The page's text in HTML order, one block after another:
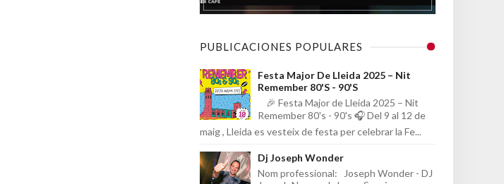
PUBLICACIONES POPULARES
Festa Major De Lleida 2025 – Nit
Remember 80's - 90's
🎉 Festa Major de Lleida 2025 – Nit
Remember 80's - 90's 🎧 Del 9 al 12 de
maig , Lleida es vesteix de festa per celebrar la Fe...
Dj Joseph Wonder
Nom professional: Joseph Wonder - DJ